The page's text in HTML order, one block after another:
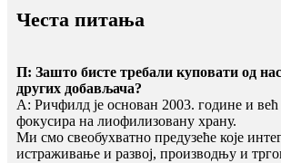
Честа питања
П: Зашто бисте требали куповати од
других добављача?
A: Ричфилд је основан 2003. године и већ
фокусира на лиофилизовану храну.
Ми смо свеобухватно предузеће које
истраживање и развој, производњу и